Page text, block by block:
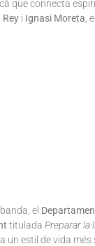
que connecta
Rey i Ignasi Moreta ,
el
titulada Preparar la
un estil de vida